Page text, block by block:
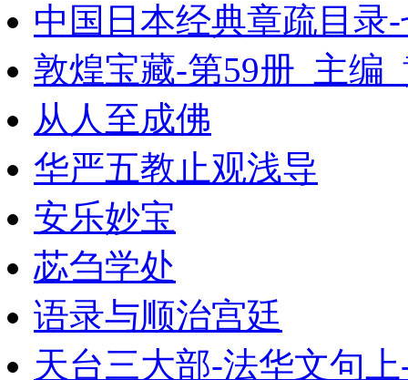
中国日本经典章疏目录
敦煌宝藏-第59册_主编
从人至成佛
华严五教止观浅导
安乐妙宝
苾刍学处
语录与顺治宫廷
天台三大部-法华文句上